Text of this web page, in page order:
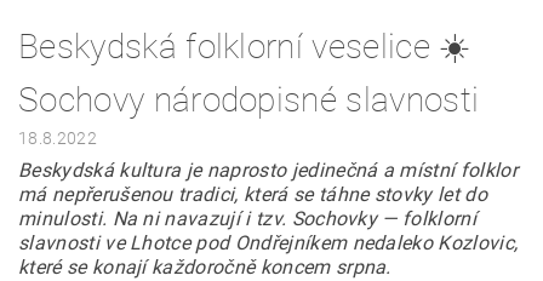
Beskydská folklorní veselice ☀️
Sochovy národopisné slavnosti
18.8.2022
Beskydská kultura je naprosto jedinečná a místní folklor
má nepřerušenou tradici, která se táhne stovky let do
minulosti. Na ni navazují i tzv. Sochovky — folklorní
slavnosti ve Lhotce pod Ondřejníkem nedaleko Kozlovic,
které se konají každoročně koncem srpna.